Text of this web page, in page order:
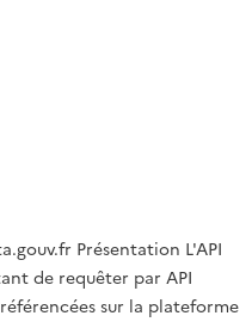
Présentation L'API
de requêter par API
sur la plateforme